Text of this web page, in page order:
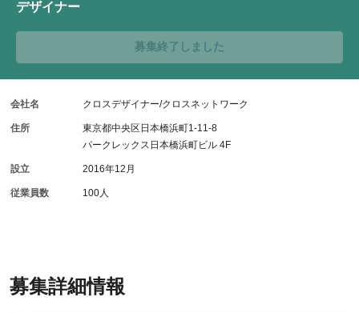
募集詳細情報
デザイナー
募集終了しました
会社名 クロスデザイナー/クロスネットワーク
住所
東京都中央区日本橋浜町1-11-8
パークレックス日本橋浜町ビル 4F
設立 2016年12月
従業員数 100人